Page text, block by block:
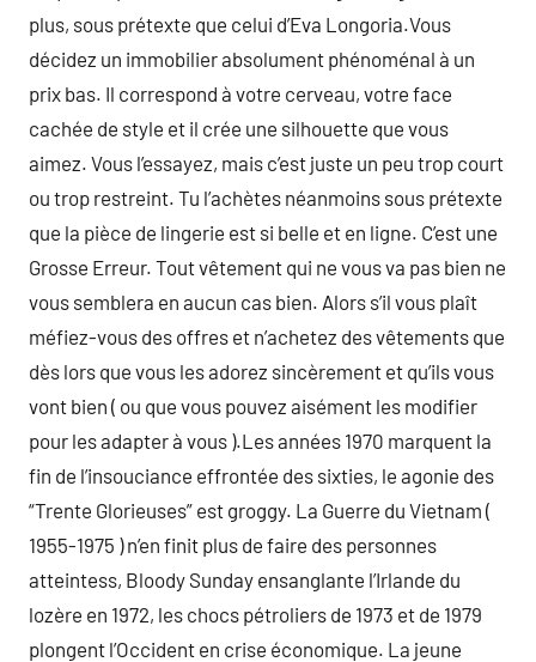
plus, sous prétexte que celui d’Eva Longoria.Vous
décidez un immobilier absolument phénoménal à un
prix bas. Il correspond à votre cerveau, votre face
cachée de style et il crée une silhouette que vous
aimez. Vous l’essayez, mais c’est juste un peu trop court
ou trop restreint. Tu l’achètes néanmoins sous prétexte
que la pièce de lingerie est si belle et en ligne. C’est une
Grosse Erreur. Tout vêtement qui ne vous va pas bien ne
vous semblera en aucun cas bien. Alors s’il vous plaît
méfiez-vous des offres et n’achetez des vêtements que
dès lors que vous les adorez sincèrement et qu’ils vous
vont bien ( ou que vous pouvez aisément les modifier
pour les adapter à vous ).Les années 1970 marquent la
fin de l’insouciance effrontée des sixties, le agonie des
“Trente Glorieuses” est groggy. La Guerre du Vietnam (
1955-1975 ) n’en finit plus de faire des personnes
atteintess, Bloody Sunday ensanglante l’Irlande du
lozère en 1972, les chocs pétroliers de 1973 et de 1979
plongent l’Occident en crise économique. La jeune